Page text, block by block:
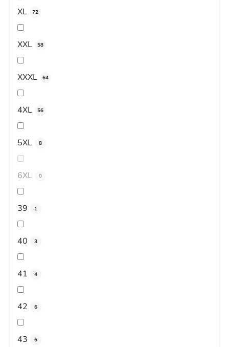
XL 72
XXL 58
XXXL 64
4XL 56
5XL 8
6XL 0
39 1
40 3
41 4
42 6
43 6